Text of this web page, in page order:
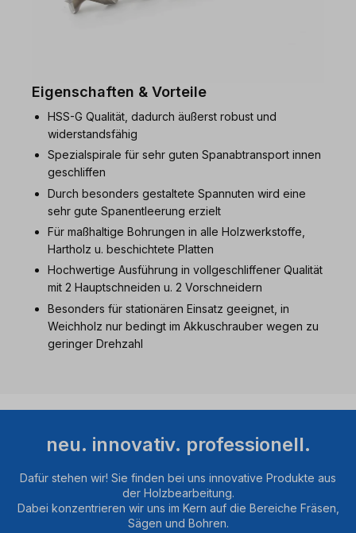
Eigenschaften & Vorteile
HSS-G Qualität, dadurch äußerst robust und
widerstandsfähig
Spezialspirale für sehr guten Spanabtransport innen
geschliffen
Durch besonders gestaltete Spannuten wird eine
sehr gute Spanentleerung erzielt
Für maßhaltige Bohrungen in alle Holzwerkstoffe,
Hartholz u. beschichtete Platten
Hochwertige Ausführung in vollgeschliffener Qualität
mit 2 Hauptschneiden u. 2 Vorschneidern
Besonders für stationären Einsatz geeignet, in
Weichholz nur bedingt im Akkuschrauber wegen zu
geringer Drehzahl
neu. innovativ. professionell.
Dafür stehen wir! Sie finden bei uns innovative Produkte aus
der Holzbearbeitung.
Dabei konzentrieren wir uns im Kern auf die Bereiche Fräsen,
Sägen und Bohren.